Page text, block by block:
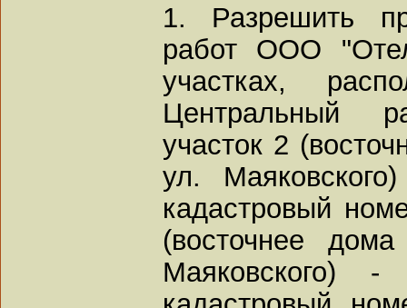
1. Разрешить
работ ООО
участках,
Центральный
участок 2
ул.
кадастровый
(восточнее